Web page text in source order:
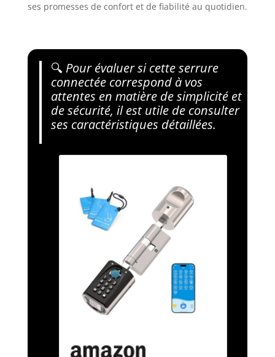
ses promesses de confort et de fiabilité au quotidien.
🔍 Pour évaluer si cette serrure
connectée correspond à vos
attentes en matière de simplicité et
de sécurité, il est utile de consulter
ses caractéristiques détaillées.